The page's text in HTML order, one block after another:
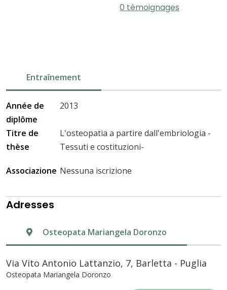
0 témoignages
Entraînement
Année de
diplôme
2013
Titre de
thèse
L'osteopatia a partire dall'embriologia -
Tessuti e costituzioni-
Associazione Nessuna iscrizione
Adresses
Osteopata Mariangela Doronzo
Via Vito Antonio Lattanzio, 7, Barletta - Puglia
Osteopata Mariangela Doronzo